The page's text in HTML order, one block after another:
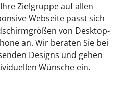
Zielgruppe auf allen
Webseite passt sich
von Desktop-
an. Wir beraten Sie bei
Designs und gehen
Wünsche ein.